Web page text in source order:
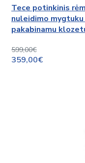
Tece potinkinis rėmas
nuleidimo mygtuku ir Deante Peonia
pakabinamu
599,00€
359,00€